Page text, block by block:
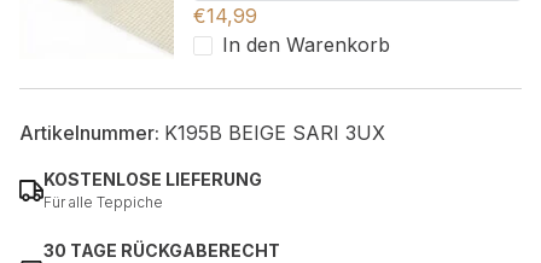
€14,99
In den Warenkorb
Artikelnummer: K195B BEIGE SARI 3UX
KOSTENLOSE LIEFERUNG
Für alle Teppiche
30 TAGE RÜCKGABERECHT